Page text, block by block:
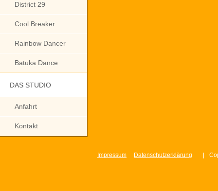
District 29
Cool Breaker
Rainbow Dancer
Batuka Dance
DAS STUDIO
Anfahrt
Kontakt
Impressum Datenschutzerklärung